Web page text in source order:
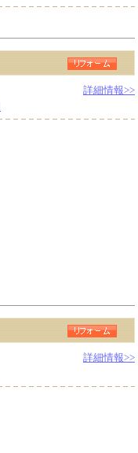
詳細情報>>
詳細情報>>